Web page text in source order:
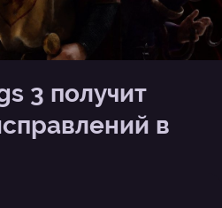
3 получит
в